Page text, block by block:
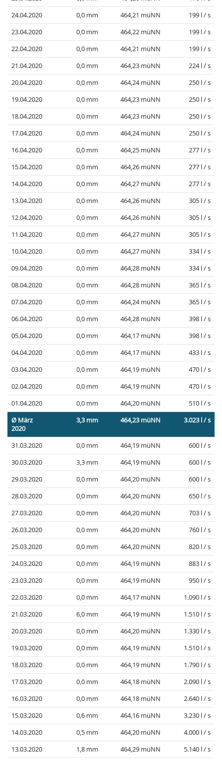
24.04.2020
0,0 mm 464,21 müNN
199 l / s
23.04.2020
0,0 mm 464,22 müNN
199 l / s
22.04.2020
0,0 mm 464,21 müNN
199 l / s
21.04.2020
0,0 mm 464,23 müNN
224 l / s
20.04.2020
0,0 mm 464,24 müNN
250 l / s
19.04.2020
0,0 mm 464,23 müNN
250 l / s
18.04.2020
0,0 mm 464,23 müNN
250 l / s
17.04.2020
0,0 mm 464,24 müNN
250 l / s
16.04.2020
0,0 mm 464,25 müNN
277 l / s
15.04.2020
0,0 mm 464,26 müNN
277 l / s
14.04.2020
0,0 mm 464,27 müNN
277 l / s
13.04.2020
0,0 mm 464,26 müNN
305 l / s
12.04.2020
0,0 mm 464,26 müNN
305 l / s
11.04.2020
0,0 mm 464,27 müNN
305 l / s
10.04.2020
0,0 mm 464,27 müNN
334 l / s
09.04.2020
0,0 mm 464,28 müNN
334 l / s
08.04.2020
0,0 mm 464,28 müNN
365 l / s
07.04.2020
0,0 mm 464,24 müNN
365 l / s
06.04.2020
0,0 mm 464,28 müNN
398 l / s
05.04.2020
0,0 mm 464,17 müNN
398 l / s
04.04.2020
0,0 mm 464,17 müNN
433 l / s
03.04.2020
0,0 mm 464,19 müNN
470 l / s
02.04.2020
0,0 mm 464,19 müNN
470 l / s
01.04.2020
0,0 mm 464,20 müNN
510 l / s
Ø März
2020
3,3 mm 464,23 müNN 3.023 l / s
31.03.2020 0,0 mm 464,19 müNN
600 l / s
30.03.2020
3,3 mm 464,19 müNN
600 l / s
29.03.2020
0,0 mm 464,20 müNN
600 l / s
28.03.2020
0,0 mm 464,20 müNN
650 l / s
27.03.2020
0,0 mm 464,20 müNN
703 l / s
26.03.2020
0,0 mm 464,20 müNN
760 l / s
25.03.2020
0,0 mm 464,20 müNN
820 l / s
24.03.2020
0,0 mm 464,19 müNN
883 l / s
23.03.2020
0,0 mm 464,19 müNN
950 l / s
22.03.2020
0,0 mm 464,17 müNN
1.090 l / s
21.03.2020
6,0 mm 464,19 müNN
1.510 l / s
20.03.2020
0,0 mm 464,20 müNN
1.330 l / s
19.03.2020
0,0 mm 464,19 müNN
1.510 l / s
18.03.2020
0,0 mm 464,19 müNN
1.790 l / s
17.03.2020
0,0 mm 464,18 müNN
2.090 l / s
16.03.2020
0,0 mm 464,18 müNN
2.640 l / s
15.03.2020
0,6 mm 464,16 müNN
3.230 l / s
14.03.2020
0,5 mm 464,20 müNN
4.000 l / s
13.03.2020
1,8 mm 464,29 müNN
5.140 l / s